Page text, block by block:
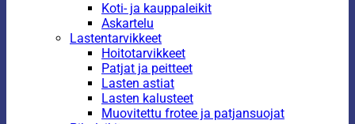
Koti- ja kauppaleikit
Askartelu
Lastentarvikkeet
Hoitotarvikkeet
Patjat ja peitteet
Lasten astiat
Lasten kalusteet
Muovitettu frotee ja patjansuojat